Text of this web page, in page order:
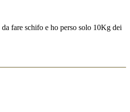
fare schifo e ho perso solo 10Kg dei